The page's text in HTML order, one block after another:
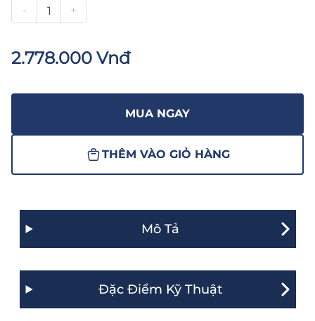
-
+
2.778.000 Vnđ
MUA NGAY
THÊM VÀO GIỎ HÀNG
Mô Tả
Đặc Điểm Kỹ Thuật